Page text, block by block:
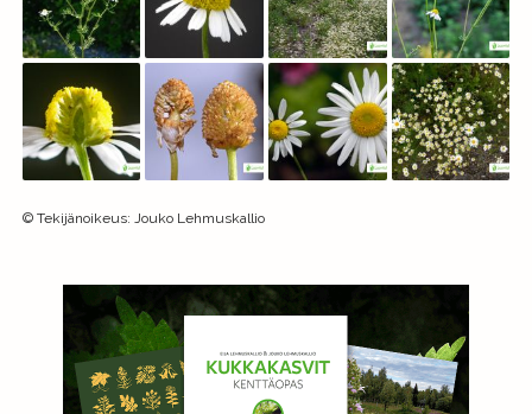
© Tekijänoikeus: Jouko Lehmuskallio